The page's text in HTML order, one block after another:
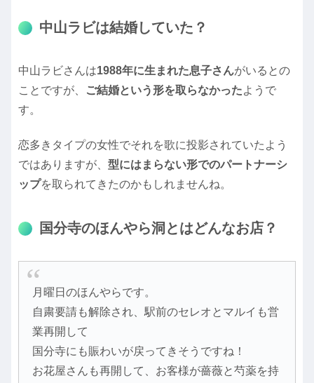
中山ラビは結婚していた？
中山ラビさんは1988年に生まれた息子さんがいるとの
ことですが、
ご結婚という形を取らなかったようで
す。
恋多きタイプの女性でそれを歌に投影されていたよう
ではありますが、 型にはまらない形でのパートナーシ
ップを取られてきたのかもしれませんね。
国分寺のほんやら洞とはどんなお店？
月曜日のほんやらです。
自粛要請も解除され、駅前のセレオとマルイも営
業再開して
国分寺にも賑わいが戻ってきそうですね！
お花屋さんも再開して、お客様が薔薇と芍薬を持